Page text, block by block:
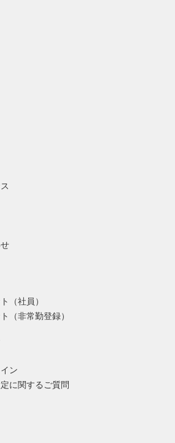
ン
に関するご質問
（社員）
（非常勤登録）